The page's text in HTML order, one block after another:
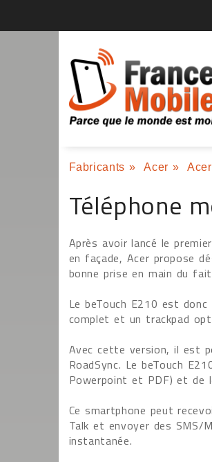
Fabricants » Acer »
Téléphone
Après avoir lancé le
en façade, Acer propose
bonne prise en main du
Le beTouch E210 est
complet et un trackpad
Avec cette version, il est
RoadSync. Le beTouch
Powerpoint et PDF) et de
Ce smartphone peut
Talk et envoyer des SMS/
instantanée.